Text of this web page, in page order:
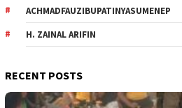
ACHMADFAUZIBUPATINYASUMENEP
H. ZAINAL ARIFIN
RECENT POSTS